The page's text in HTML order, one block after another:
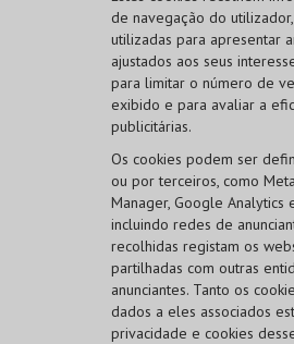
de navegação do
utilizadas para apresentar
ajustados aos seus
para limitar o número de
exibido e para avaliar a
publicitárias.
Os cookies podem ser
ou por terceiros, como
Manager, Google Analytics
incluindo redes de
recolhidas registam os
partilhadas com outras
anunciantes. Tanto os
dados a eles associados
privacidade e cookies